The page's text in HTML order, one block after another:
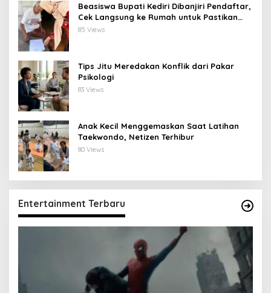
Beasiswa Bupati Kediri Dibanjiri Pendaftar,
Cek Langsung ke Rumah untuk Pastikan
Tepat Sasaran
85 Views
Tips Jitu Meredakan Konflik dari Pakar
Psikologi
83 Views
Anak Kecil Menggemaskan Saat Latihan
Taekwondo, Netizen Terhibur
80 Views
Entertainment Terbaru